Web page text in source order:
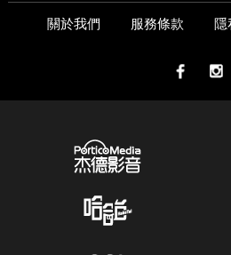
關於我們 服務條款 隱